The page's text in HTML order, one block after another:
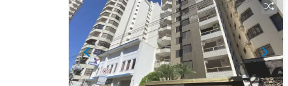
Privativo: Salão de festas perfeito para
celebrações e um quintal amplo.
Espaço Extra: Sótão e um porão
totalmente habitável (perfeito para
escritório, estúdio ou adega). Serviço:
Área de serviço reservada e